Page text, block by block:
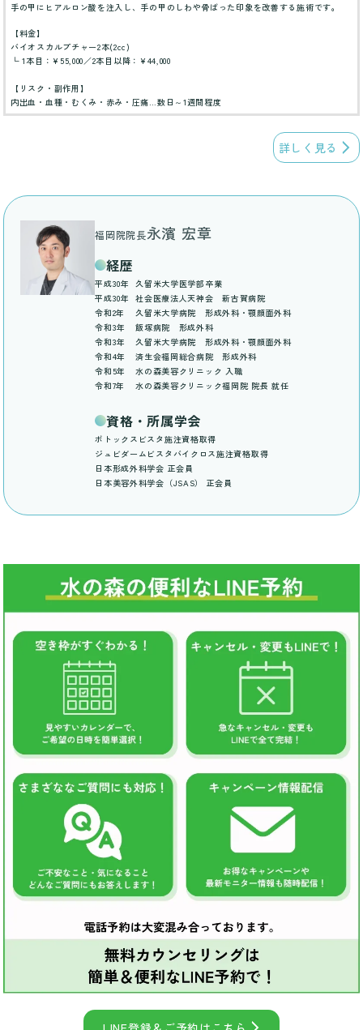
手の甲にヒアルロン酸を注入し、手の甲のしわや骨ばった印象を改善する施術です。
【料金】
バイオスカルプチャー2本(2cc)
└ 1本目：¥55,000／2本目以降：¥44,000
【リスク・副作用】
内出血・血種・むくみ・赤み・圧痛…数日～1週間程度
詳しく見る
福岡院院長永濱 宏章
経歴
平成30年
久留米大学医学部卒業
平成30年
社会医療法人天神会 新古賀病院
令和2年
久留米大学病院 形成外科・顎顔面外科
令和3年
飯塚病院 形成外科
令和3年
久留米大学病院 形成外科・顎顔面外科
令和4年
済生会福岡総合病院 形成外科
令和5年
水の森美容クリニック 入職
令和7年
水の森美容クリニック福岡院 院長 就任
資格・所属学会
ボトックスビスタ施注資格取得
ジュビダームビスタバイクロス施注資格取得
日本形成外科学会 正会員
日本美容外科学会（JSAS） 正会員